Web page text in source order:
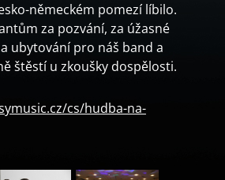
německém pomezí líbilo.
za pozvání, za úžasné
ubytování pro náš band a
štěstí u zkoušky dospělosti.
cs/hudba-na-